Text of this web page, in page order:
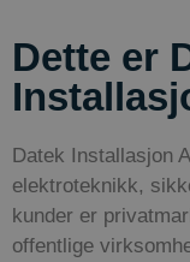
Dette er
Datek Installasjon
elektroteknikk,
kunder er
offentlige